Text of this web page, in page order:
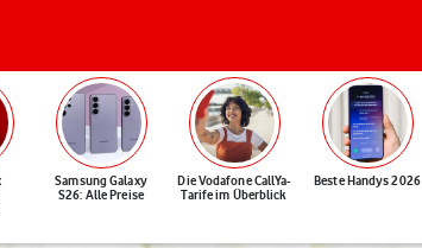
Samsung Galaxy
S26: Alle Preise
Die Vodafone CallYa-
Tarife im Überblick
Beste Handys 2026